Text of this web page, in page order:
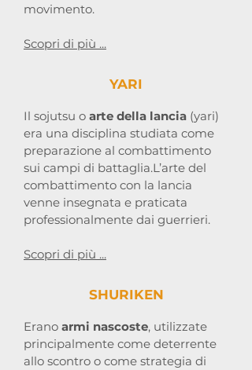
movimento.
Scopri di più ...
YARI
Il sojutsu o arte della lancia (yari)
era una disciplina studiata come
preparazione al combattimento
sui campi di battaglia.L’arte del
combattimento con la lancia
venne insegnata e praticata
professionalmente dai guerrieri.
Scopri di più ...
SHURIKEN
Erano armi nascoste, utilizzate
principalmente come deterrente
allo scontro o come strategia di